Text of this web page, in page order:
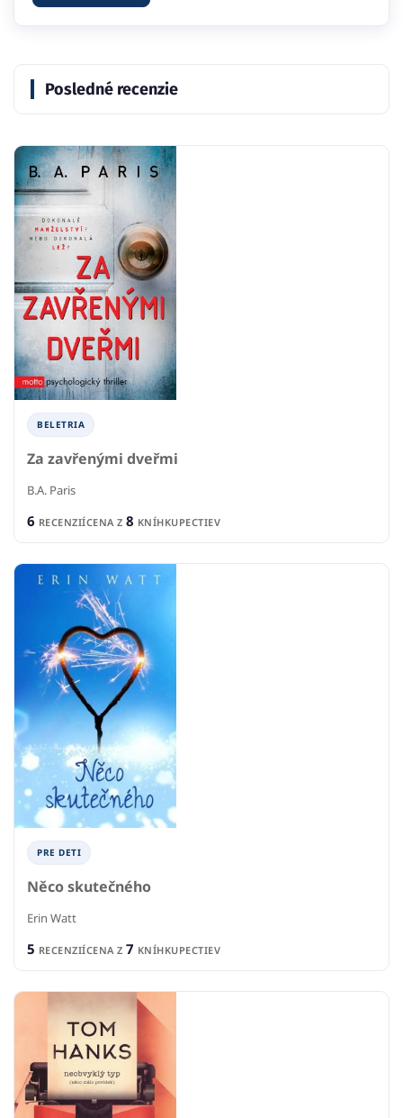
Posledné recenzie
BELETRIA
Za zavřenými dveřmi
B.A. Paris
6 RECENZIÍCENA Z 8 KNÍHKUPECTIEV
PRE DETI
Něco skutečného
Erin Watt
5 RECENZIÍCENA Z 7 KNÍHKUPECTIEV